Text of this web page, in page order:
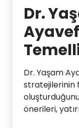
Dr.
Dr. Yaşam
stratejilerinin
önerileri,